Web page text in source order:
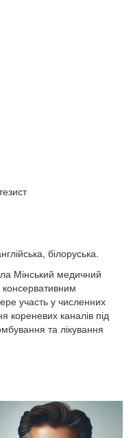
білоруська.
Мінський медичний
консервативним
участь у численних
кореневих каналів під
та лікування